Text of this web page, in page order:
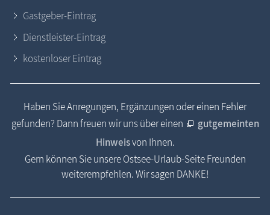
Gastgeber-Eintrag
Dienstleister-Eintrag
kostenloser Eintrag
Haben Sie Anregungen, Ergänzungen oder einen Fehler
gefunden? Dann freuen wir uns über einen
gutgemeinten
Hinweisvon Ihnen.
Gern können Sie unsere Ostsee-Urlaub-Seite Freunden
weiterempfehlen. Wir sagen DANKE!